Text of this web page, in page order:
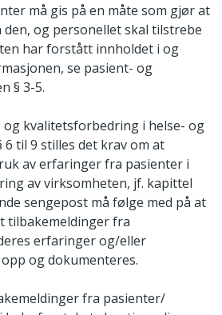
må gis på en måte som gjør at
og personellet skal tilstrebe
har forstått innholdet i og
se pasient- og
§ 3-5.
kvalitetsforbedring i helse- og
til 9 stilles det krav om at
av erfaringer fra pasienter i
av virksomheten, jf. kapittel
sengepost må følge med på at
tilbakemeldinger fra
erfaringer og/eller
og dokumenteres.
fra pasienter/